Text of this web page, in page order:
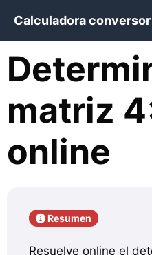
contenido
Calculadora conversor
matriz
online
Resumen
Resuelve online el